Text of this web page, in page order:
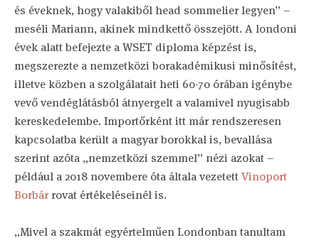
és éveknek, hogy valakiből head sommelier legyen” –
meséli Mariann, akinek mindkettő összejött. A londoni
évek alatt befejezte a WSET diploma képzést is,
megszerezte a nemzetközi borakadémikusi minősítést,
illetve közben a szolgálatait heti 60-70 órában igénybe
vevő vendéglátásból átnyergelt a valamivel nyugisabb
kereskedelembe. Importőrként itt már rendszeresen
kapcsolatba került a magyar borokkal is, bevallása
szerint azóta „nemzetközi szemmel” nézi azokat –
például a 2018 novembere óta általa vezetettVinoport
Borbár rovat értékeléseinél is.
„Mivel a szakmát egyértelműen Londonban tanultam